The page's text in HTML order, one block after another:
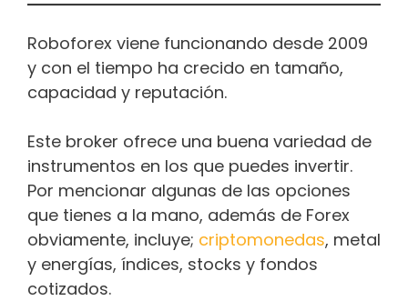
Roboforex viene funcionando desde 2009
y con el tiempo ha crecido en tamaño,
capacidad y reputación.
Este broker ofrece una buena variedad de
instrumentos en los que puedes invertir.
Por mencionar algunas de las opciones
que tienes a la mano, además de Forex
obviamente, incluye; criptomonedas, metal
y energías, índices, stocks y fondos
cotizados.